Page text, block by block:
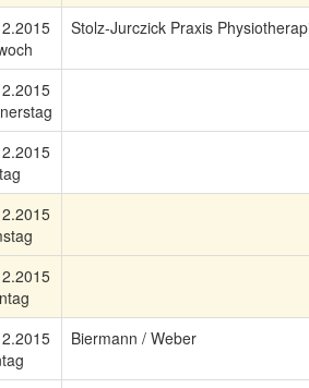
Stolz-Jurczick Praxis
Biermann / Weber